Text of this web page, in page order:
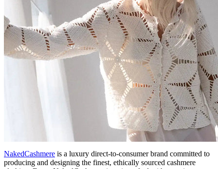
NakedCashmere is a luxury direct-to-consumer brand committed to
producing and designing the finest, ethically sourced cashmere